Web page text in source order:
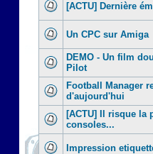
[ACTU] Dernière
Un CPC sur Amiga
DEMO - Un film
Pilot
Football Manager
d'aujourd'hui
[ACTU] Il risque la
consoles...
Impression